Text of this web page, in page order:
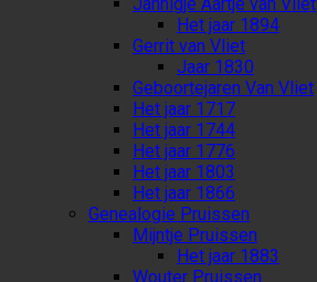
Het jaar 1894
Gerrit van Vliet
Jaar 1830
Geboortejaren Van Vliet
Het jaar 1717
Het jaar 1744
Het jaar 1776
Het jaar 1803
Het jaar 1866
Genealogie Pruissen
Mijntje Pruissen
Het jaar 1883
Wouter Pruissen